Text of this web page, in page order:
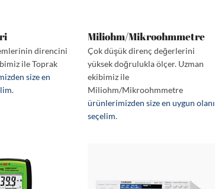
direncini
ile Toprak
size en
.
Miliohm/Mikroohmmetre
Çok düşük direnç değerlerini
yüksek doğrulukla ölçer. Uzman
ekibimiz ile
Miliohm/Mikroohmmetre
ürünlerimizden size en uygun olanı
seçelim.